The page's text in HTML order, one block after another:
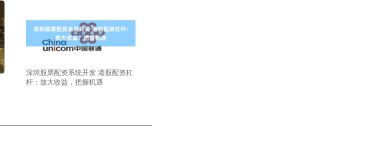
深圳股票配资系统开发 港股配资杠
杆：放大收益，把握机遇